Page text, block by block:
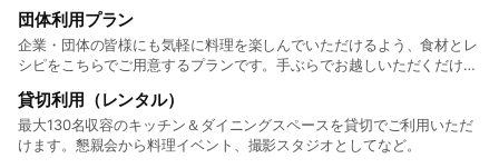
団体利用プラン
企業・団体の皆様にも気軽に料理を楽しんでいただけるよう、食材とレ
シピをこちらでご用意するプランです。手ぶらでお越しいただくだけ
ただけます。
貸切利用（レンタル）
最大130名収容のキッチン＆ダイニングスペースを貸切でご利用いただ
けます。懇親会から料理イベント、撮影スタジオとしてなど。